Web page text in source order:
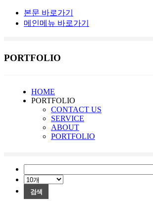
본문 바로가기
메인메뉴 바로가기
PORTFOLIO
HOME
PORTFOLIO
CONTACT US
SERVICE
ABOUT
PORTFOLIO